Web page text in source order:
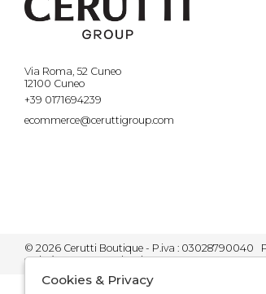
Via Roma, 52 Cuneo
12100 Cuneo
+39 0171694239
ecommerce@ceruttigroup.com
© 2026 Cerutti Boutique - P.iva : 03028790040
societàgruppo Zucchetti
Cookies & Privacy